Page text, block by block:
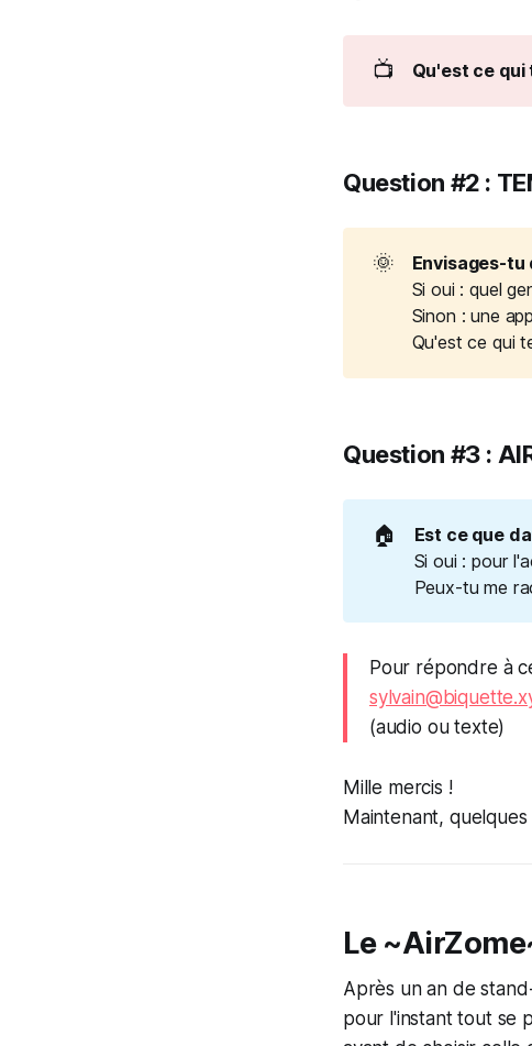
📺 Qu'est ce qui
Question #2 :
🌞
Envisages-tu
Si oui : quel
Sinon : une
Qu'est ce qui
Question #3 :
🏠
Est ce que
Si oui : pour
Peux-tu me
Pour répondre à
(audio ou texte)
Mille mercis !
Maintenant, quelques
Le
Après un an de
pour l'instant tout se